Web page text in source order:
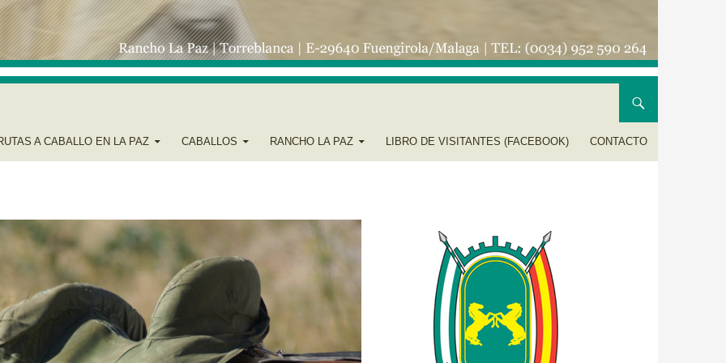
A CABALLO EN LA PAZ CABALLOS RANCHO LA PAZ LIBRO DE VISITANTES (FACEBOOK) CONTACTO